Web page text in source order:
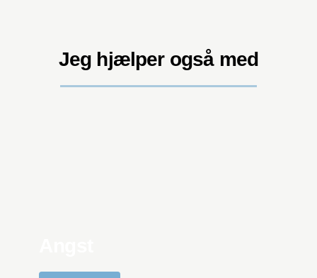
Jeg hjælper også med